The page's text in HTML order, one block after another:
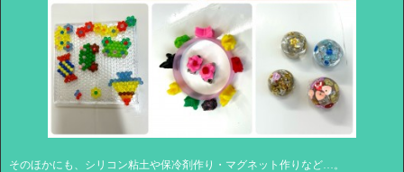
そのほかにも、シリコン粘土や保冷剤作り・マグネット作りなど…。